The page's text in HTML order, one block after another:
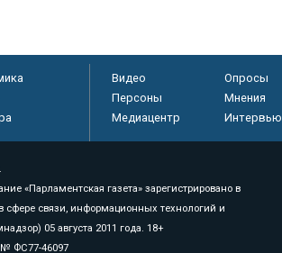
Видео Опросы
Персоны
Мнения
Медиацентр
Интервью
«Парламентская газета» зарегистрировано в
сфере связи, информационных технологий и
05 августа 2011 года. 18+
№ ФС77-46097